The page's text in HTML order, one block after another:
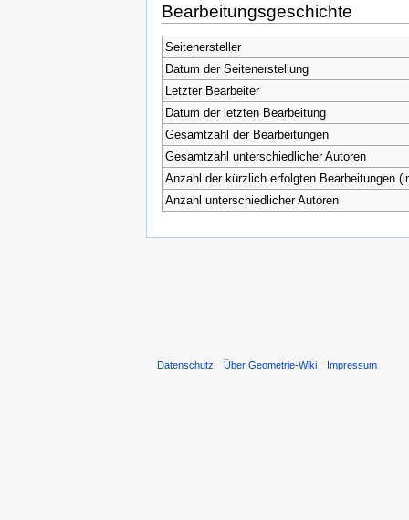
Bearbeitungsgeschichte
Seitenersteller
Datum der Seitenerstellung
Letzter Bearbeiter
Datum der letzten Bearbeitung
Gesamtzahl der Bearbeitungen
Gesamtzahl unterschiedlicher Autoren
Anzahl der kürzlich erfolgten Bearbeitungen
Anzahl unterschiedlicher Autoren
Datenschutz Über Geometrie-Wiki Impressum